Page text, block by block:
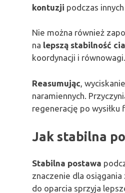
kontuzji podczas
Nie można również
na lepszą stabilność
koordynacji i równowagi.
Reasumując ,
naramiennych.
regenerację po wysiłku
Jak stabilna
Stabilna postawa
znaczenie dla
do oparcia sprzyja